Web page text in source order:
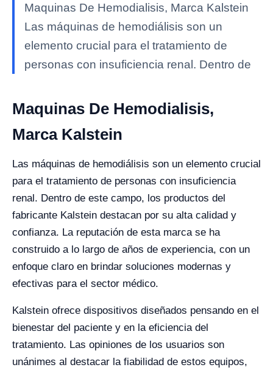
Maquinas De Hemodialisis, Marca Kalstein
Las máquinas de hemodiálisis son un
elemento crucial para el tratamiento de
personas con insuficiencia renal. Dentro de
Maquinas De Hemodialisis,
Marca Kalstein
Las máquinas de hemodiálisis son un elemento crucial
para el tratamiento de personas con insuficiencia
renal. Dentro de este campo, los productos del
fabricante Kalstein destacan por su alta calidad y
confianza. La reputación de esta marca se ha
construido a lo largo de años de experiencia, con un
enfoque claro en brindar soluciones modernas y
efectivas para el sector médico.
Kalstein ofrece dispositivos diseñados pensando en el
bienestar del paciente y en la eficiencia del
tratamiento. Las opiniones de los usuarios son
unánimes al destacar la fiabilidad de estos equipos,